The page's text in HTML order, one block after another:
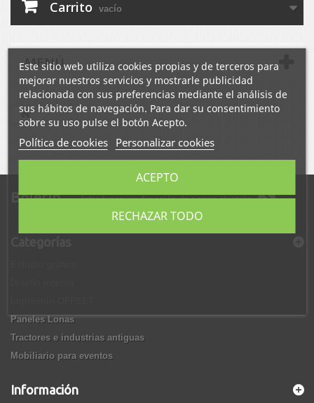
Carrito vacío
MENÚ
Boletín
Paneles Lonas
Tractores e industrias antiguas
Mobiliario para eventos
Información
Este sitio web utiliza cookies propias y de terceros para
mejorar nuestros servicios y mostrarle publicidad
relacionada con sus preferencias mediante el análisis de
sus hábitos de navegación. Para dar su consentimiento
sobre su uso pulse el botón Acepto.
Política de cookies Personalizar cookies
RECHAZAR TODO
ACEPTO